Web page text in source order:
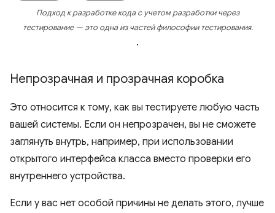
Подход к разработке кода с учетом разработки через
тестирование — это одна из частей философии тестирования.
.
Непрозрачная и прозрачная коробка
Это относится к тому, как вы тестируете любую часть
вашей системы. Если он непрозрачен, вы не сможете
заглянуть внутрь, например, при использовании
открытого интерфейса класса вместо проверки его
внутреннего устройства.
Если у вас нет особой причины не делать этого, лучше